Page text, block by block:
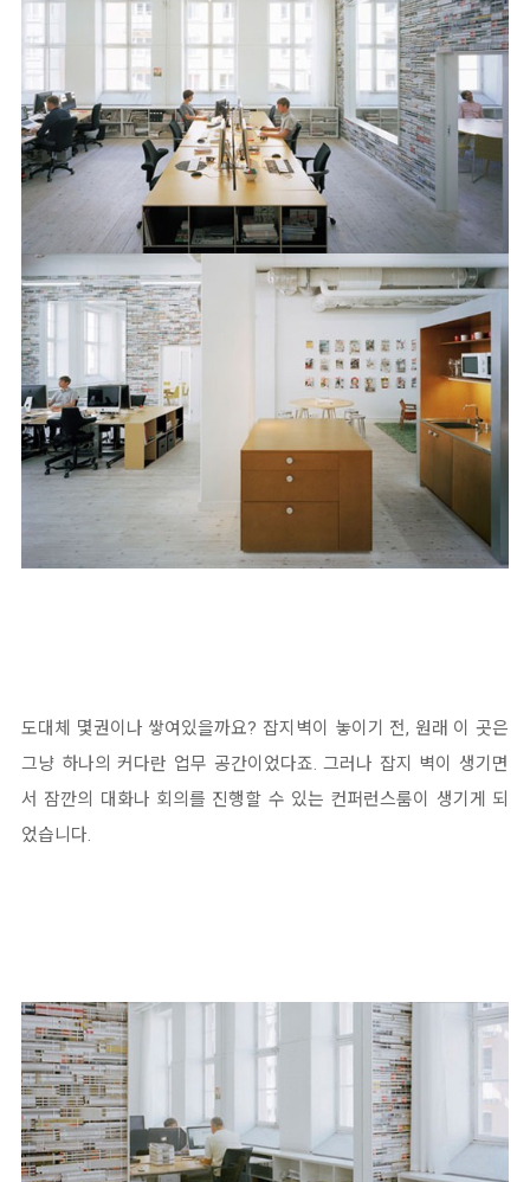
도대체 몇권이나 쌓여있을까요? 잡지벽이 놓이기 전, 원래 이 곳은
그냥 하나의 커다란 업무 공간이었다죠. 그러나 잡지 벽이 생기면
서 잠깐의 대화나 회의를 진행할 수 있는 컨퍼런스룸이 생기게 되
었습니다.